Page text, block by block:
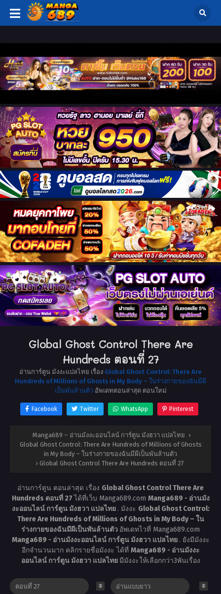
Global Ghost Control There Are
Hundreds ตอนที่ 27
อ่านการ์ตูน มังงะแปลไทย เรื่อง Global Ghost Control: There Are
Hundreds of Millions of Ghosts in My Body – ในร่างกายของฉันมีผี
เป็นพันล้านตัวอัพเดทตอนล่าสุด ตอนใหม่
Facebook Twitter WhatsApp Pinterest
Manga689 – อ่านมังงะออนไลน์ การ์ตูน มังฮวา แปลไทย ›
Global Ghost Control: There Are Hundreds of Millions of Ghosts
in My Body – ในร่างกายของฉันมีผีเป็นพันล้านตัว
› Global Ghost Control There Are Hundreds ตอนที่ 27
อ่านการ์ตูน ตอนล่าสุด เรื่อง Global Ghost Control There Are
Hundreds ตอนที่ 27ได้ที่เว็บ Manga689.com Manga689 - อ่านมัง
งะออนไลน์ การ์ตูน มังฮวา แปลไทย . มังงะ Global Ghost Control:
There Are Hundreds of Millions of Ghosts in My Body – ใน
ร่างกายของฉันมีผีเป็นพันล้านตัว อัพเดทไวที่ Manga689.com
Manga689 - อ่านมังงะออนไลน์ การ์ตูน มังฮวา แปลไทย . ยังมีมังงะ
อีกจำนวนมาก คลิกรายชื่อมังงะ ได้ที่ Manga689 - อ่านมังงะ
ออนไลน์ การ์ตูน มังฮวา แปลไทย มีมังงะให้เลือกกว่า3พันเรื่อง